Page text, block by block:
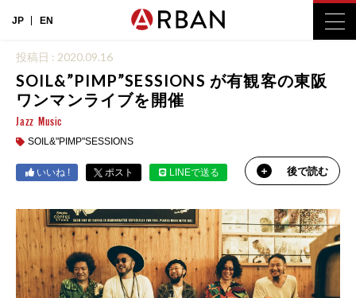
JP EN
投稿日 : 2020.09.16
SOIL&”PIMP”SESSIONS が有観客の東阪
ワンマンライブを開催
Jazz Music
SOIL&"PIMP"SESSIONS
いいね ! ポスト LINEで送る 後で読む